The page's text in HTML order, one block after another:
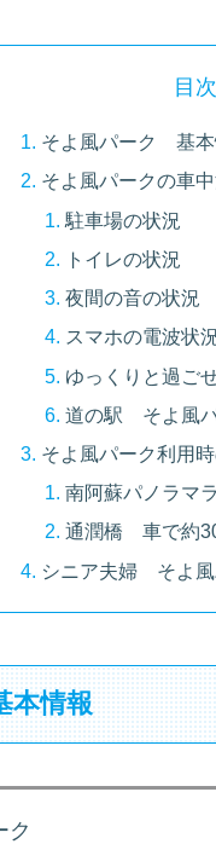
目次
そよ風パーク 基本
そよ風パークの車
駐車場の状況
トイレの状況
夜間の音の状況
スマホの電波状
ゆっくりと過ご
道の駅 そよ風
そよ風パーク利用
南阿蘇パノラマ
通潤橋 車で約
シニア夫婦 そよ
情報
ク